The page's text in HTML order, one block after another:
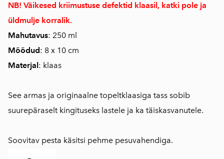
NB! Väikesed kriimustuse defektid klaasil, katki pole ja
üldmulje korralik.
Mahutavus: 250 ml
Mõõdud: 8 x 10 cm
Materjal : klaas
See armas ja originaalne topeltklaasiga tass sobib
suurepäraselt kingituseks lastele ja ka täiskasvanutele.
Soovitav pesta käsitsi pehme pesuvahendiga.